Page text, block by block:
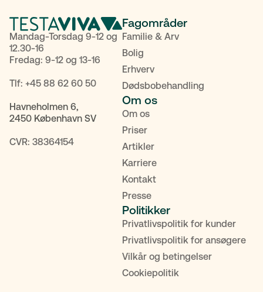
Mandag-Torsdag 9-12 og
12.30-16
Fredag: 9-12 og 13-16
Tlf: +45 88 62 60 50
Havneholmen 6,
2450 København SV
CVR: 38364154
Fagområder
Familie & Arv
Bolig
Erhverv
Dødsbobehandling
Om os
Om os
Priser
Artikler
Karriere
Kontakt
Presse
Politikker
Privatlivspolitik for kunder
Privatlivspolitik for ansøgere
Vilkår og betingelser
Cookiepolitik
POPULÆRE SØGNINGER
Fremtidsfuldmagt Bolighandel
MitID Kontakt